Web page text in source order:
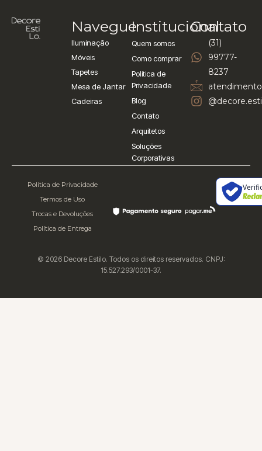
Navegue
Iluminação
Móveis
Tapetes
Mesa de Jantar
Cadeiras
Institucional
Quem somos
Como comprar
Politica de
Privacidade
Blog
Contato
Arquitetos
Soluções
Corporativas
Contato
(31)
99777-
8237
Política de Privacidade
Termos de Uso
Trocas e Devoluções
Política de Entrega
© 2026 Decore Estilo. Todos os direitos reservados. CNPJ:
15.527.293/0001-37.